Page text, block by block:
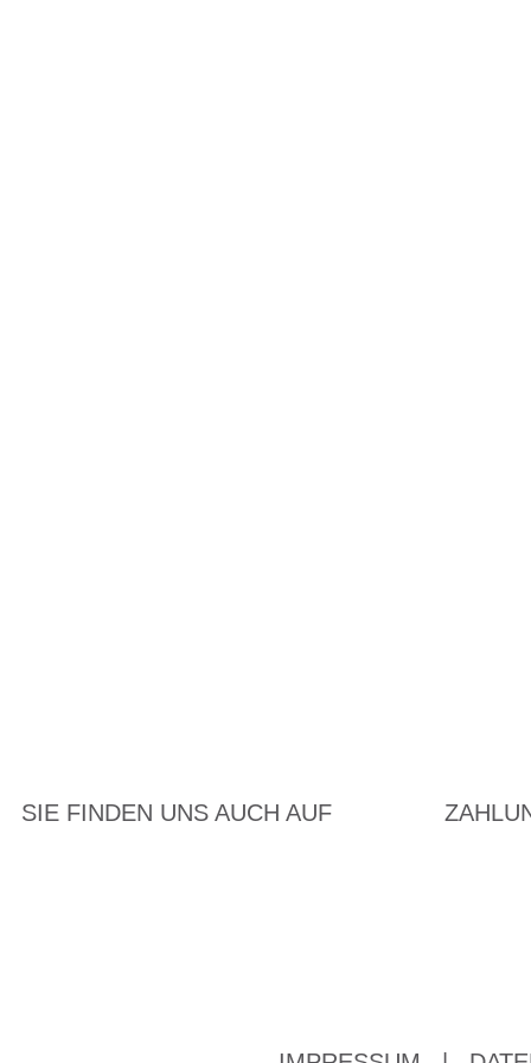
SIE FINDEN UNS AUCH AUF